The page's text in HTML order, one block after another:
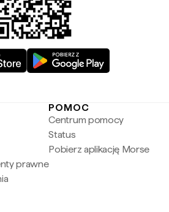
prawne
POMOC
Centrum pomocy
Status
Pobierz aplikację Morse